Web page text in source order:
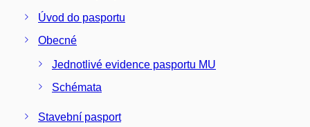
Úvod do pasportu
Obecné
Jednotlivé evidence pasportu MU
Schémata
Stavební pasport